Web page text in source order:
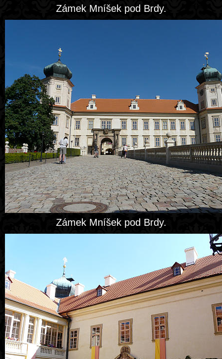
Zámek Mníšek pod Brdy.
Zámek Mníšek pod Brdy.